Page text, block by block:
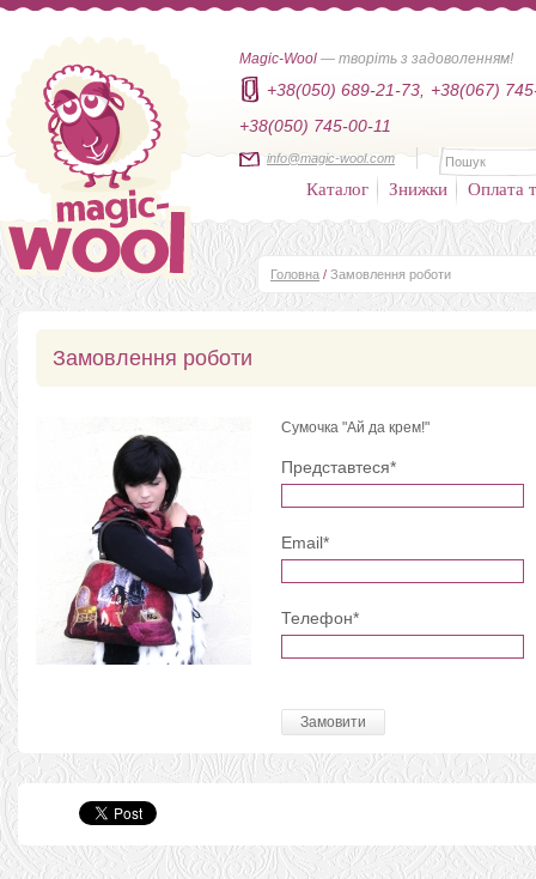
Magic-Wool — творіть з задоволенням!
+38(050) 689-21-73,
+38(067)
+38(050) 745-00-11
info@magic-wool.com
Каталог Знижки Оплата
Головна / Замовлення роботи
Замовлення роботи
Сумочка "Ай да крем!"
Представтеся*
Email*
Телефон*